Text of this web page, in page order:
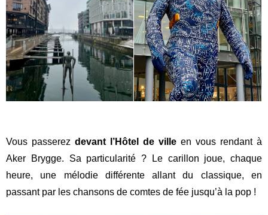
Vous passerez devant l’Hôtel de ville en vous rendant à
Aker Brygge. Sa particularité ? Le carillon joue, chaque
heure, une mélodie différente allant du classique, en
passant par les chansons de comtes de fée jusqu’à la pop !